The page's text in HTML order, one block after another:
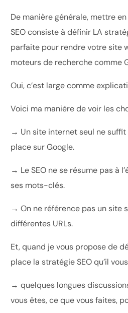
De manière générale, mettre
SEO consiste à définir LA
parfaite pour rendre votre site
moteurs de recherche comme
Oui, c’est large comme
Voici ma manière de voir les
→ Un site internet seul ne
place sur Google.
→ Le SEO ne se résume pas à
ses mots-clés.
→ On ne référence pas un site
différentes URLs.
Et, quand je vous propose de
place la stratégie SEO qu’il
→ quelques longues
vous êtes, ce que vous faites,